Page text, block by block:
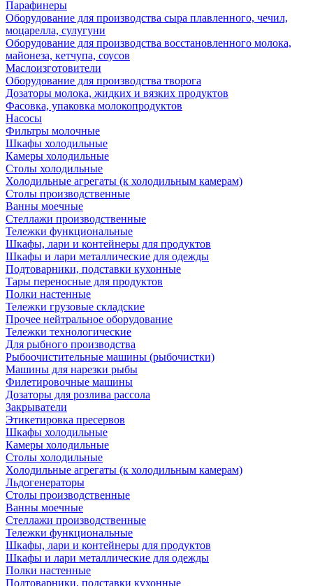
Парафинеры
Оборудование для производства сыра плавленного, чечил,
моцарелла, сулугуни
Оборудование для производства восстановленного молока,
майонеза, кетчупа, соусов
Маслоизготовители
Оборудование для производства творога
Дозаторы молока, жидких и вязких продуктов
Фасовка, упаковка молокопродуктов
Насосы
Фильтры молочные
Шкафы холодильные
Камеры холодильные
Столы холодильные
Холодильные агрегаты (к холодильным камерам)
Столы производственные
Ванны моечные
Стеллажи производственные
Тележки функциональные
Шкафы, лари и контейнеры для продуктов
Шкафы и лари металлические для одежды
Подтоварники, подставки кухонные
Тары переносные для продуктов
Полки настенные
Тележки грузовые складские
Прочее нейтральное оборудование
Тележки технологические
Для рыбного производства
Рыбоочистительные машины (рыбочистки)
Машины для нарезки рыбы
Филетировочные машины
Дозаторы для розлива рассола
Закрыватели
Этикетировка пресервов
Шкафы холодильные
Камеры холодильные
Столы холодильные
Холодильные агрегаты (к холодильным камерам)
Льдогенераторы
Столы производственные
Ванны моечные
Стеллажи производственные
Тележки функциональные
Шкафы, лари и контейнеры для продуктов
Шкафы и лари металлические для одежды
Полки настенные
Подтоварники, подставки кухонные